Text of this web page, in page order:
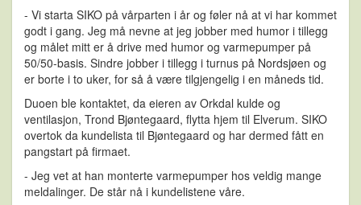
- Vi starta SIKO på vårparten i år og føler nå at vi har kommet
godt i gang. Jeg må nevne at jeg jobber med humor i tillegg
og målet mitt er å drive med humor og varmepumper på
50/50-basis. Sindre jobber i tillegg i turnus på Nordsjøen og
er borte i to uker, for så å være tilgjengelig i en måneds tid.
Duoen ble kontaktet, da eieren av Orkdal kulde og
ventilasjon, Trond Bjøntegaard, flytta hjem til Elverum. SIKO
overtok da kundelista til Bjøntegaard og har dermed fått en
pangstart på firmaet.
- Jeg vet at han monterte varmepumper hos veldig mange
meldalinger. De står nå i kundelistene våre.